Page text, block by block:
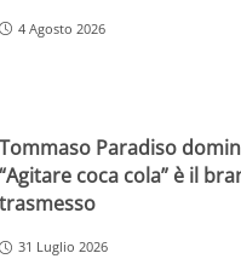
4 Agosto 2026
Tommaso Paradiso
“Agitare coca cola” è il
trasmesso
31 Luglio 2026